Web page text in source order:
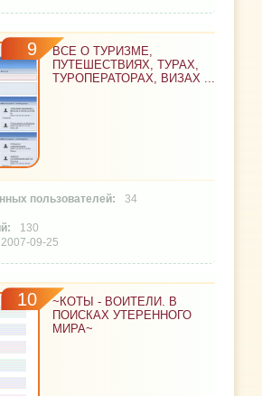
9
ВСЕ О ТУРИЗМЕ,
ПУТЕШЕСТВИЯХ, ТУРАХ,
ТУРОПЕРАТОРАХ, ВИЗАХ ...
34
130
2007-09-25
10
~КОТЫ - ВОИТЕЛИ. В
ПОИСКАХ УТЕРЕННОГО
МИРА~